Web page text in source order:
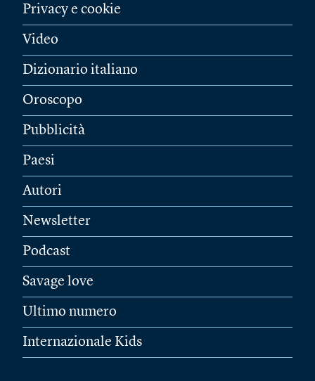
Privacy e cookie
Video
Dizionario italiano
Oroscopo
Pubblicità
Paesi
Autori
Newsletter
Podcast
Savage love
Ultimo numero
Internazionale Kids